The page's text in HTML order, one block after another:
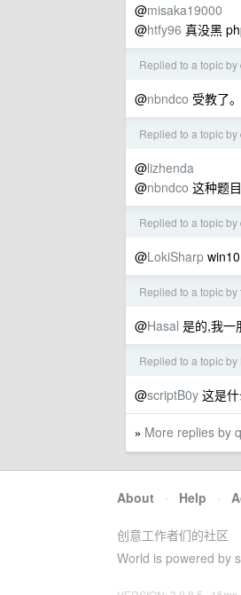
@misaka19000
@htfy96 真没黑
Replied to a topic by
@nbndco 受教了。
Replied to a topic by
@lizhenda
@nbndco 这种题
Replied to a topic by
@LokiSharp
Replied to a topic by
@Hasal 是的,我一
Replied to a topic by
@scriptB0y 这是
» More replies by
About · Help ·
创意工作者们的社区
World is powered by